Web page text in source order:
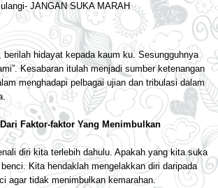
JANGAN SUKA MARAH
berilah hidayat kepada kaum ku. Sesungguhnya
Kesabaran itulah menjadi sumber ketenangan
menghadapi pelbagai ujian dan tribulasi dalam
Faktor-faktor Yang Menimbulkan
diri kita terlebih dahulu. Apakah yang kita suka
Kita hendaklah mengelakkan diri daripada
agar tidak menimbulkan kemarahan.